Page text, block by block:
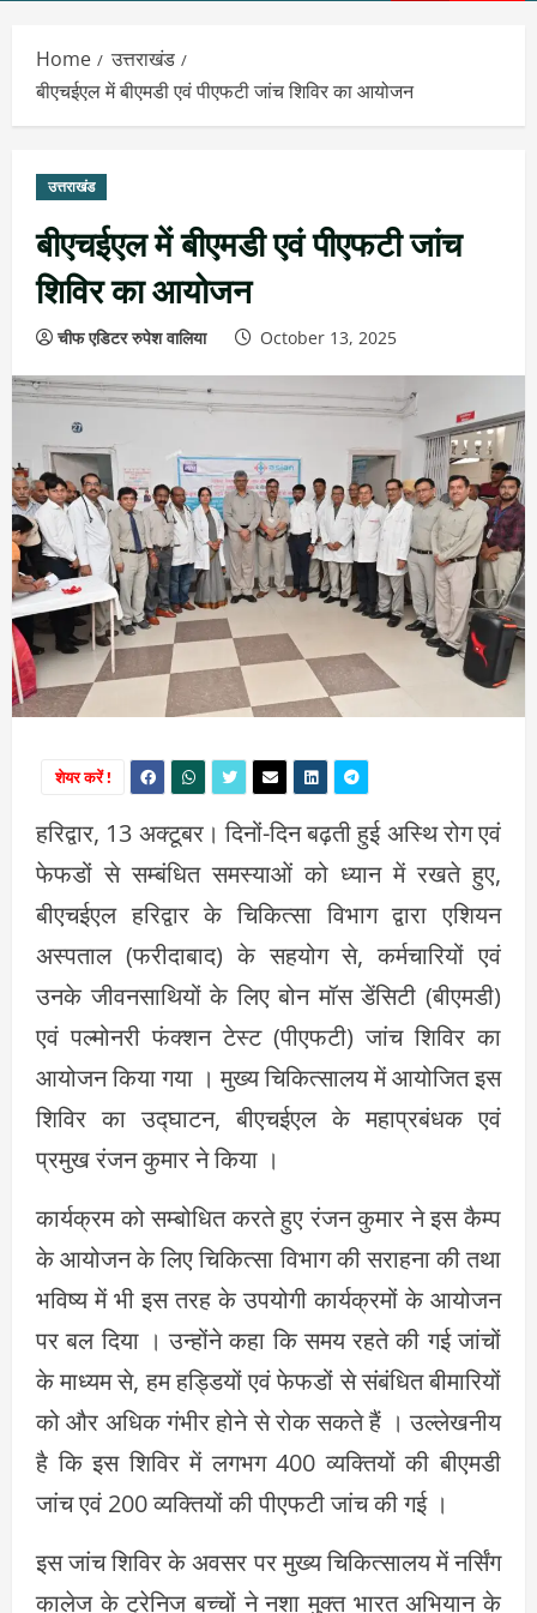
Home
उत्तराखंड
बीएचईएल में बीएमडी एवं पीएफटी जांच शिविर का आयोजन
उत्तराखंड
बीएचईएल में बीएमडी एवं पीएफटी जांच
शिविर का आयोजन
चीफ एडिटर रुपेश वालिया October 13, 2025
शेयर करें !
हरिद्वार, 13 अक्टूबर। दिनों-दिन बढ़ती हुई अस्थि रोग एवं
फेफडों से सम्बंधित समस्याओं को ध्यान में रखते हुए,
बीएचईएल हरिद्वार के चिकित्सा विभाग द्वारा एश‍ियन
अस्पताल (फरीदाबाद) के सहयोग से, कर्मचार‍ियों एवं
उनके जीवनसाथियों के लिए बोन मॉस डेंसिटी (बीएमडी)
एवं पल्मोनरी फंक्शन टेस्ट (पीएफटी) जांच शिविर का
आयोजन किया गया । मुख्य च‍िकित्सालय में आयोजित इस
शिविर का उद्घाटन, बीएचईएल के महाप्रबंधक एवं
प्रमुख रंजन कुमार ने किया ।
कार्यक्रम को सम्बोधित करते हुए रंजन कुमार ने इस कैम्प
के आयोजन के लिए च‍िकित्सा विभाग की सराहना की तथा
भव‍िष्य में भी इस तरह के उपयोगी कार्यक्रमों के आयोजन
पर बल दिया । उन्होंने कहा कि समय रहते की गई जांचों
के माध्यम से, हम हड्डियों एवं फेफडों से संबंधित बीमारियों
को और अधिक गंभीर होने से रोक सकते हैं । उल्लेखनीय
है कि इस शिविर में लगभग 400 व्यक्त‍ियों की बीएमडी
जांच एवं 200 व्यक्तियों की पीएफटी जांच की गई ।
इस जांच शिविर के अवसर पर मुख्य च‍िकित्सालय में नर्स‍िंग
कालेज के ट्रेनिज बच्चों ने नशा मुक्त भारत अभ‍ियान के